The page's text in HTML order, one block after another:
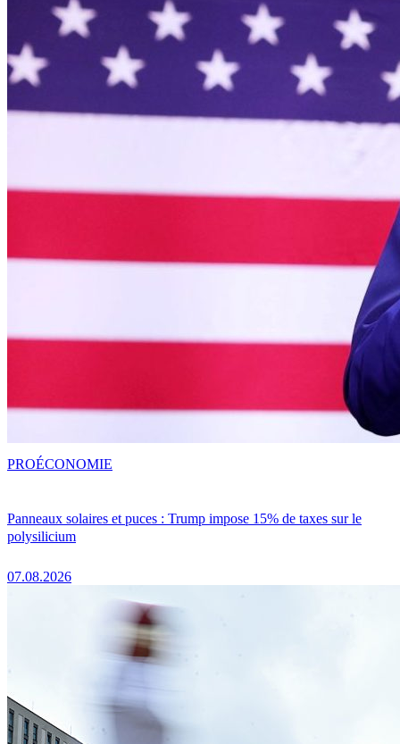
Panneaux solaires et puces : Trump impose 15% de taxes sur le
polysilicium
07.08.2026
PROÉCONOMIE